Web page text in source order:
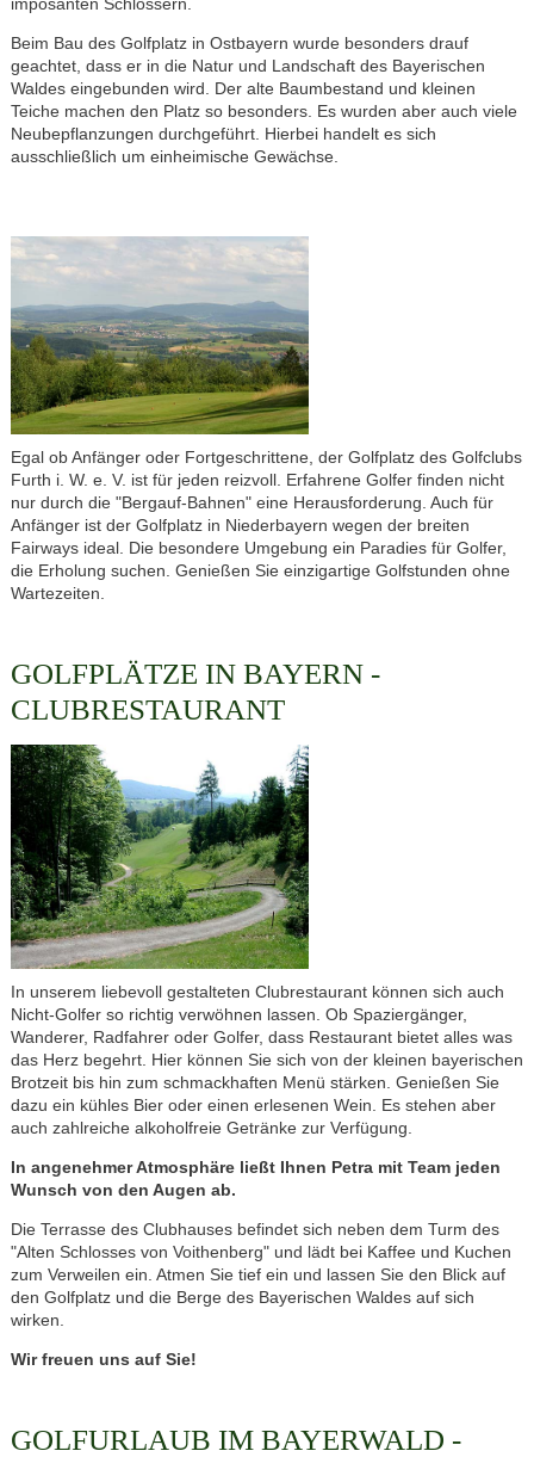
Beim Bau des Golfplatz in Ostbayern wurde besonders drauf
geachtet, dass er in die Natur und Landschaft des Bayerischen
Waldes eingebunden wird. Der alte Baumbestand und kleinen
Teiche machen den Platz so besonders. Es wurden aber auch viele
Neubepflanzungen durchgeführt. Hierbei handelt es sich
ausschließlich um einheimische Gewächse.
Egal ob Anfänger oder Fortgeschrittene, der Golfplatz des Golfclubs
Furth i. W. e. V. ist für jeden reizvoll. Erfahrene Golfer finden nicht
nur durch die "Bergauf-Bahnen" eine Herausforderung. Auch für
Anfänger ist der Golfplatz in Niederbayern wegen der breiten
Fairways ideal. Die besondere Umgebung ein Paradies für Golfer,
die Erholung suchen. Genießen Sie einzigartige Golfstunden ohne
Wartezeiten.
GOLFPLÄTZE IN BAYERN -
CLUBRESTAURANT
In unserem liebevoll gestalteten Clubrestaurant können sich auch
Nicht-Golfer so richtig verwöhnen lassen. Ob Spaziergänger,
Wanderer, Radfahrer oder Golfer, dass Restaurant bietet alles was
das Herz begehrt. Hier können Sie sich von der kleinen bayerischen
Brotzeit bis hin zum schmackhaften Menü stärken. Genießen Sie
dazu ein kühles Bier oder einen erlesenen Wein. Es stehen aber
auch zahlreiche alkoholfreie Getränke zur Verfügung.
In angenehmer Atmosphäre ließt Ihnen Petra mit Team jeden
Wunsch von den Augen ab.
Die Terrasse des Clubhauses befindet sich neben dem Turm des
"Alten Schlosses von Voithenberg" und lädt bei Kaffee und Kuchen
zum Verweilen ein. Atmen Sie tief ein und lassen Sie den Blick auf
den Golfplatz und die Berge des Bayerischen Waldes auf sich
wirken.
Wir freuen uns auf Sie!
GOLFURLAUB IM BAYERWALD -